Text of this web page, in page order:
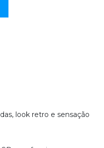
look retro e sensação